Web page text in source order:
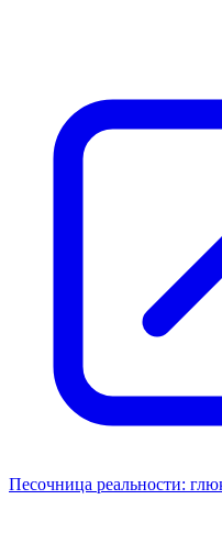
Песочница реальности: